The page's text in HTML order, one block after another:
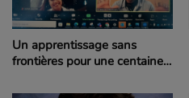
Un apprentissage sans
frontières pour une centaine